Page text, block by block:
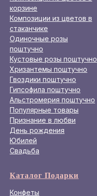
корзине
Композиции из цветов в
стаканчике
Одиночные розы
поштучно
Кустовые розы поштучно
Хризантемы поштучно
Гвоздики поштучно
Гипсофила поштучно
Альстромерия поштучно
Популярные товары
Признание в любви
День рождения
Юбилей
Свадьба
Каталог Подарки
Конфеты